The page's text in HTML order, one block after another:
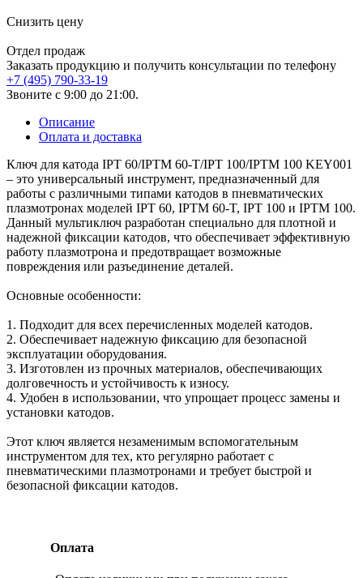
Снизить цену
Отдел продаж
Заказать продукцию и получить консультации по телефону
+7 (495) 790-33-19
Звоните с 9:00 до 21:00.
Описание
Оплата и доставка
Ключ для катода IPT 60/IPTM 60-T/IPT 100/IPTM 100 KEY001
– это универсальный инструмент, предназначенный для
работы с различными типами катодов в пневматических
плазмотронах моделей IPT 60, IPTM 60-T, IPT 100 и IPTM 100.
Данный мультиключ разработан специально для плотной и
надежной фиксации катодов, что обеспечивает эффективную
работу плазмотрона и предотвращает возможные
повреждения или разъединение деталей.
Основные особенности:
1. Подходит для всех перечисленных моделей катодов.
2. Обеспечивает надежную фиксацию для безопасной
эксплуатации оборудования.
3. Изготовлен из прочных материалов, обеспечивающих
долговечность и устойчивость к износу.
4. Удобен в использовании, что упрощает процесс замены и
установки катодов.
Этот ключ является незаменимым вспомогательным
инструментом для тех, кто регулярно работает с
пневматическими плазмотронами и требует быстрой и
безопасной фиксации катодов.
Оплата